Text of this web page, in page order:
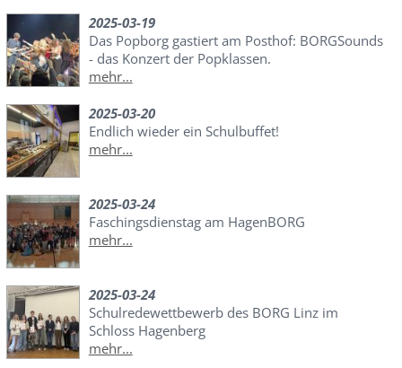
2025-03-19
Das Popborg gastiert am Posthof: BORGSounds
- das Konzert der Popklassen.
mehr...
2025-03-20
Endlich wieder ein Schulbuffet!
mehr...
2025-03-24
Faschingsdienstag am HagenBORG
mehr...
2025-03-24
Schulredewettbewerb des BORG Linz im
Schloss Hagenberg
mehr...